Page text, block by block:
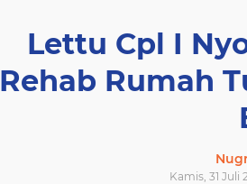
Lettu Cpl I
Rehab Rumah
Kamis, 31 Juli